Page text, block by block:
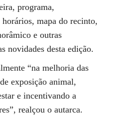
programa,
mapa do recinto,
e outras
novidades desta edição.
“na melhoria das
exposição animal,
e incentivando a
realçou o autarca.